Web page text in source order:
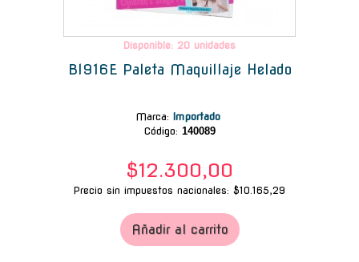
Disponible: 20 unidades
Bl916E Paleta Maquillaje Helado
Marca: Importado
Código: 140089
$12.300,00
Precio sin impuestos nacionales: $10.165,29
Añadir al carrito